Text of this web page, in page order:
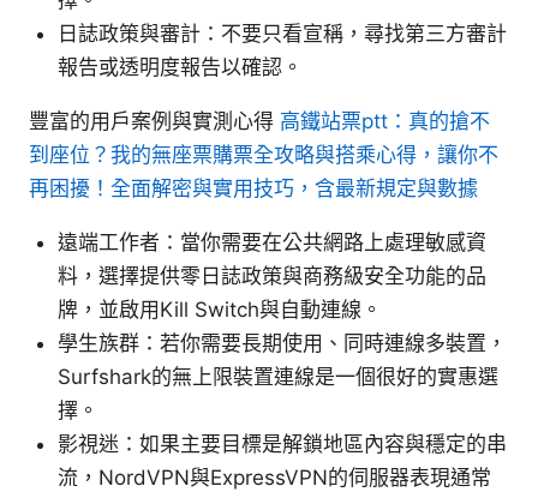
日誌政策與審計：不要只看宣稱，尋找第三方審計
報告或透明度報告以確認。
豐富的用戶案例與實測心得 高鐵站票ptt：真的搶不
到座位？我的無座票購票全攻略與搭乘心得，讓你不
再困擾！全面解密與實用技巧，含最新規定與數據
遠端工作者：當你需要在公共網路上處理敏感資
料，選擇提供零日誌政策與商務級安全功能的品
牌，並啟用Kill Switch與自動連線。
學生族群：若你需要長期使用、同時連線多裝置，
Surfshark的無上限裝置連線是一個很好的實惠選
擇。
影視迷：如果主要目標是解鎖地區內容與穩定的串
流，NordVPN與ExpressVPN的伺服器表現通常